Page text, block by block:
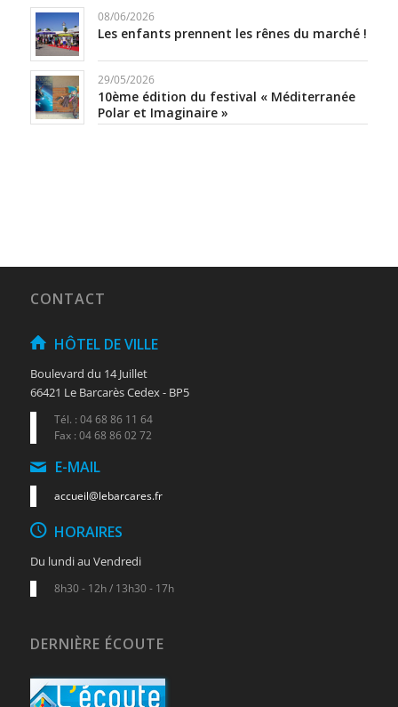
08/06/2026
Les enfants prennent les rênes du marché !
29/05/2026
10ème édition du festival « Méditerranée
Polar et Imaginaire »
CONTACT
HÔTEL DE VILLE
Boulevard du 14 Juillet
66421 Le Barcarès Cedex - BP5
Tél. : 04 68 86 11 64
Fax : 04 68 86 02 72
E-MAIL
accueil@lebarcares.fr
HORAIRES
Du lundi au Vendredi
8h30 - 12h / 13h30 - 17h
DERNIÈRE ÉCOUTE